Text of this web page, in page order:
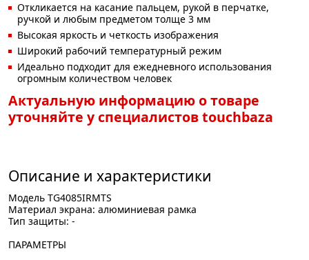
Откликается на касание пальцем, рукой в перчатке,
ручкой и любым предметом толще 3 мм
Высокая яркость и четкость изображения
Широкий рабочий температурный режим
Идеально подходит для ежедневного использования
огромным количеством человек
Актуальную информацию о товаре
уточняйте у специалистов touchbaza
Описание и характеристики
Модель TG4085IRMTS
Материал экрана: алюминиевая рамка
Тип защиты: -
ПАРАМЕТРЫ